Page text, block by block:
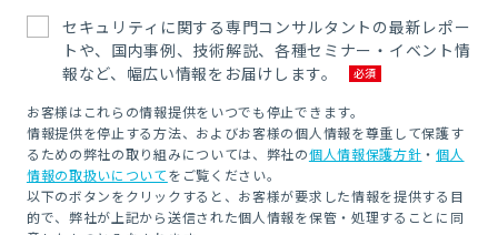
セキュリティに関する専門コンサルタントの最新レポー
トや、国内事例、技術解説、各種セミナー・イベント情
報など、幅広い情報をお届けします。
お客様はこれらの情報提供をいつでも停止できます。
情報提供を停止する方法、およびお客様の個人情報を尊重して保護す
るための弊社の取り組みについては、弊社の個人情報保護方針 ・個人
情報の取扱いについてをご覧ください。
以下のボタンをクリックすると、お客様が要求した情報を提供する目
的で、弊社が上記から送信された個人情報を保管・処理することに同